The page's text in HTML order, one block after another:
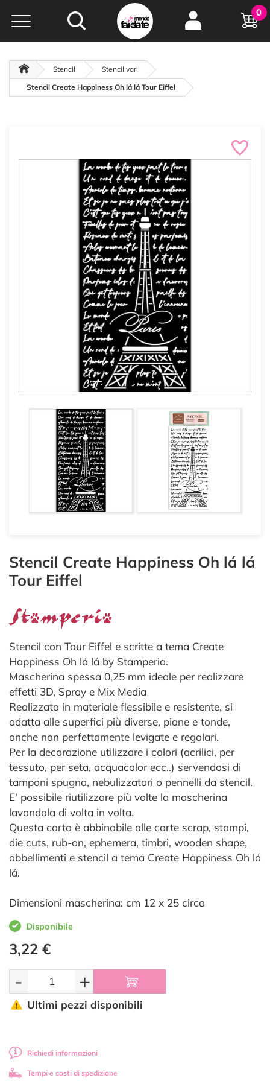
Hobby e
creatività...
0
Stencil
Stencil vari
Stencil Create Happiness Oh lá lá Tour Eiffel
Stencil Create Happiness Oh lá lá
Tour Eiffel
Stencil con Tour Eiffel e scritte a tema Create
Happiness Oh lá lá by Stamperia.
Mascherina spessa 0,25 mm ideale per realizzare
effetti 3D, Spray e Mix Media
Realizzata in materiale flessibile e resistente, si
adatta alle superfici più diverse, piane e tonde,
anche non perfettamente levigate e regolari.
Per la decorazione utilizzare i colori (acrilici, per
tessuto, per seta, acquacolor ecc..) servendosi di
tamponi spugna, nebulizzatori o pennelli da stencil.
E' possibile riutilizzare più volte la mascherina
lavandola di volta in volta.
Questa carta è abbinabile alle carte scrap, stampi,
die cuts, rub-on, ephemera, timbri, wooden shape,
abbellimenti e stencil a tema Create Happiness Oh lá
lá.
Dimensioni mascherina: cm 12 x 25 circa
Disponibile
3,22 €
- +
Ultimi pezzi disponibili
Richiedi informazioni
Tempi e costi di spedizione